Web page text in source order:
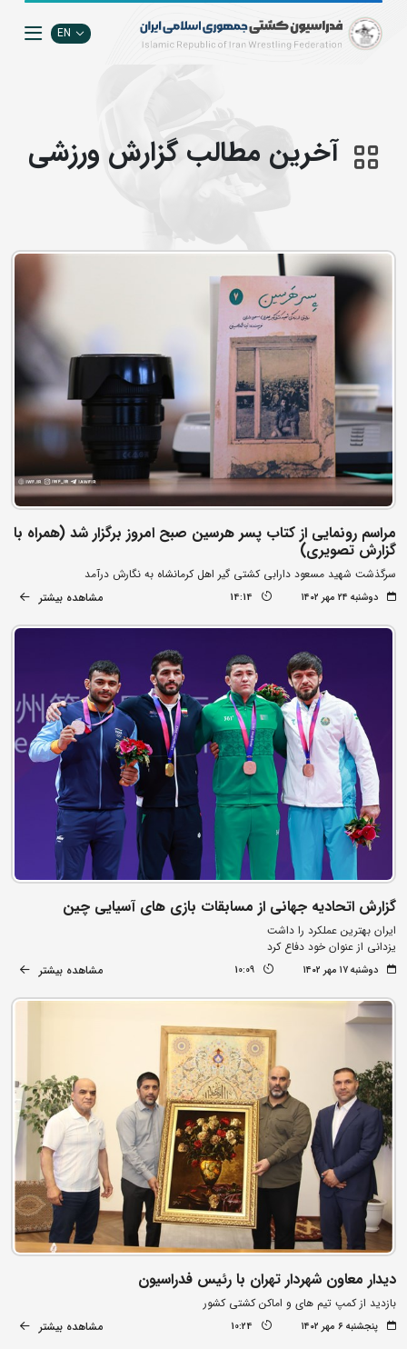
EN
آخرین مطالب گزارش ورزشی
مراسم رونمایی از کتاب پسر هرسین صبح امروز برگزار شد (همراه با
گزارش تصویری)
سرگذشت شهید مسعود دارابی کشتی گیر اهل کرمانشاه به نگارش درآمد
دوشنبه ۲۴ مهر ۱۴۰۲ 14:14 مشاهده بیشتر
گزارش اتحادیه جهانی از مسابقات بازی های آسیایی چین
ایران بهترین عملکرد را داشت
یزدانی از عنوان خود دفاع کرد
دوشنبه ۱۷ مهر ۱۴۰۲ 10:09 مشاهده بیشتر
دیدار معاون شهردار تهران با رئیس فدراسیون
بازدید از کمپ تیم های و اماکن کشتی کشور
پنجشنبه ۶ مهر ۱۴۰۲ 10:24 مشاهده بیشتر